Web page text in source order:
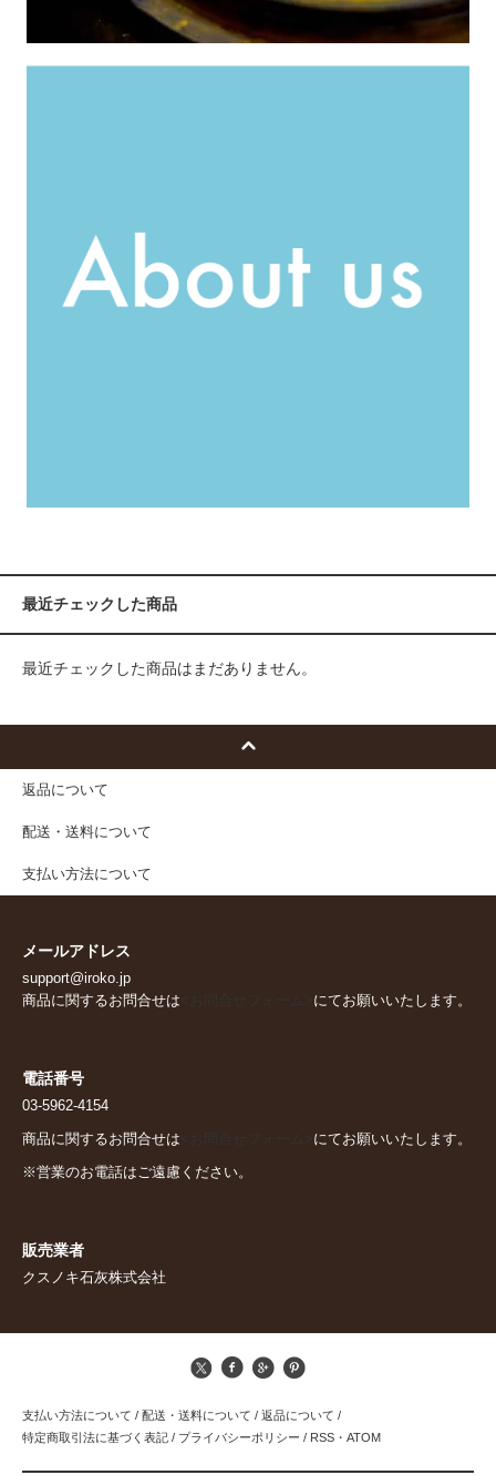
最近チェックした商品
最近チェックした商品はまだありません。
返品について
配送・送料について
支払い方法について
メールアドレス
support@iroko.jp
商品に関するお問合せは
にてお願いいたします。
電話番号
03-5962-4154
商品に関するお問合せは にてお願いいたします。
※営業のお電話はご遠慮ください。
販売業者
クスノキ石灰株式会社
支払い方法について / 配送・送料について / 返品について /
特定商取引法に基づく表記 / プライバシーポリシー / RSS ・ ATOM